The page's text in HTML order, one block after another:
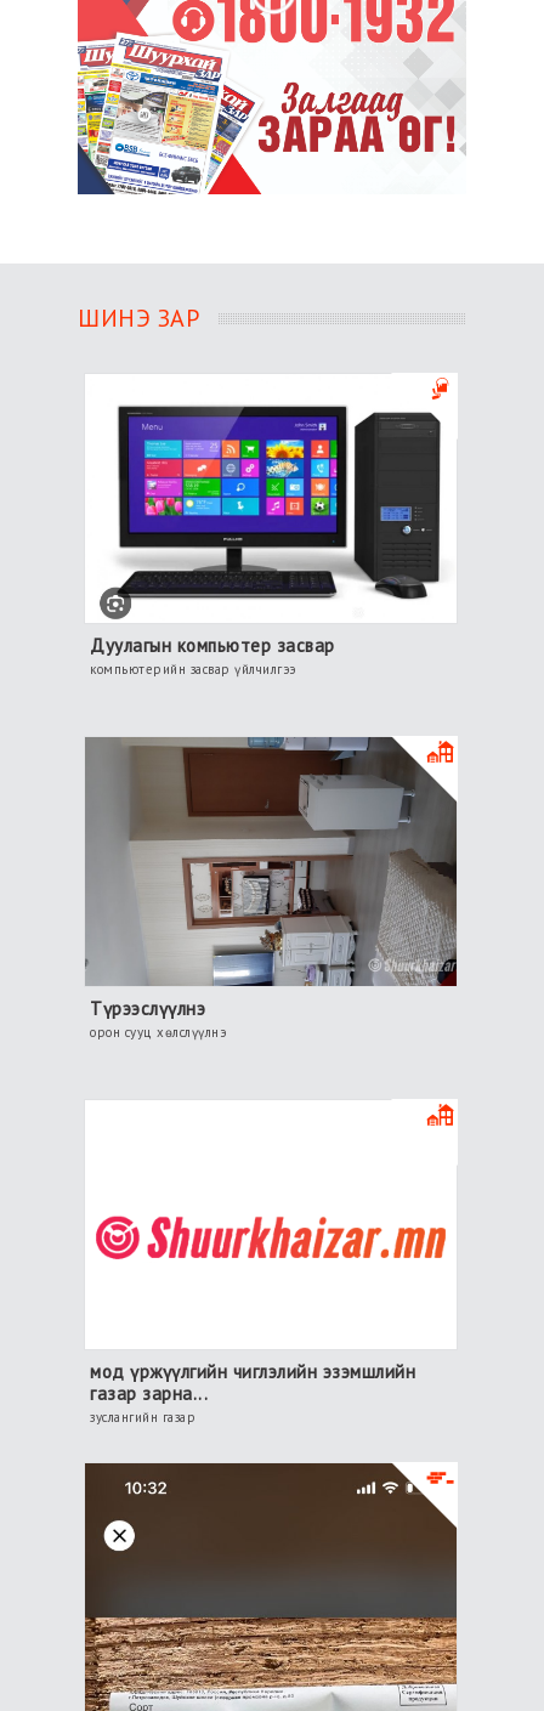
ШИНЭ ЗАР
Дуулагын компьютер засвар
компьютерийн засвар үйлчилгээ
Түрээслүүлнэ
орон сууц хөлслүүлнэ
мод үржүүлгийн чиглэлийн эзэмшлийн
газар зарна...
зуслангийн газар